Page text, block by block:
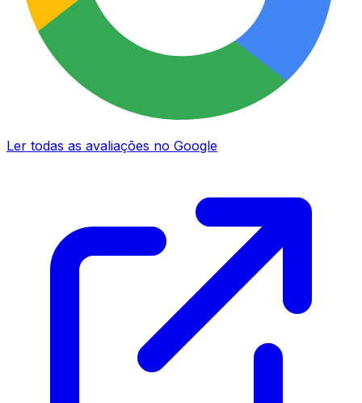
Ler todas as avaliações no Google